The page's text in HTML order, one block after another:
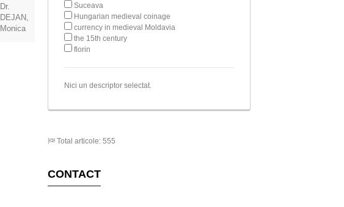
Dr.
DEJAN,
Monica
Suceava
Hungarian medieval coinage
currency in medieval Moldavia
the 15th century
florin
Nici un descriptor selectat.
Total articole: 555
CONTACT